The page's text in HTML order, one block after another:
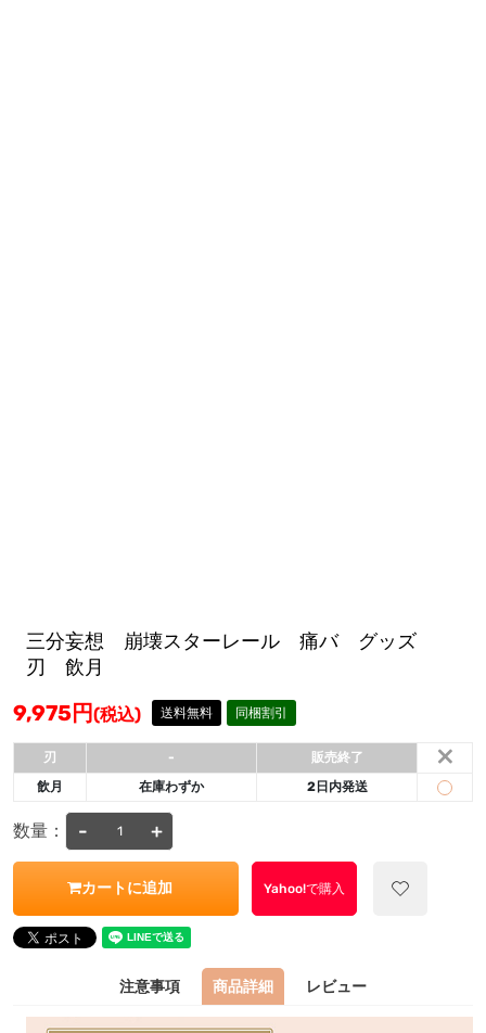
三分妄想 崩壊スターレール 痛バ グッズ
刃 飲月
9,975円(税込) 送料無料 同梱割引
刃 - 販売終了 ×
飲月 在庫わずか 2日内発送
数量： - +
カートに追加 Yahoo!で購入
注意事項 商品詳細 レビュー